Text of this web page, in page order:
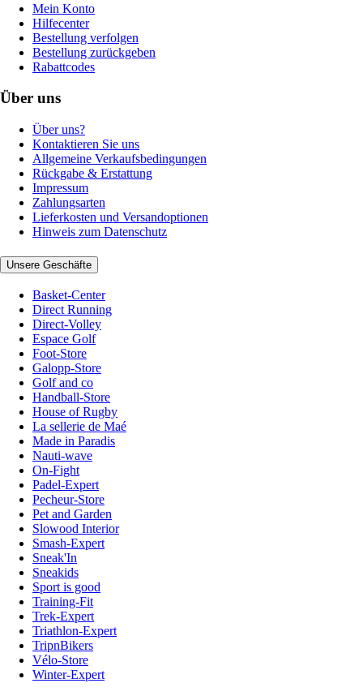
Mein Konto
Hilfecenter
Bestellung verfolgen
Bestellung zurückgeben
Rabattcodes
Über uns
Über uns?
Kontaktieren Sie uns
Allgemeine Verkaufsbedingungen
Rückgabe & Erstattung
Impressum
Zahlungsarten
Lieferkosten und Versandoptionen
Hinweis zum Datenschutz
Unsere Geschäfte
Basket-Center
Direct Running
Direct-Volley
Espace Golf
Foot-Store
Galopp-Store
Golf and co
Handball-Store
House of Rugby
La sellerie de Maé
Made in Paradis
Nauti-wave
On-Fight
Padel-Expert
Pecheur-Store
Pet and Garden
Slowood Interior
Smash-Expert
Sneak'In
Sneakids
Sport is good
Training-Fit
Trek-Expert
Triathlon-Expert
TripnBikers
Vélo-Store
Winter-Expert